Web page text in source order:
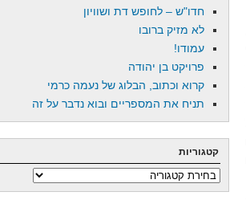
חדו"ש – לחופש דת ושוויון
לא מזיק ברובו
עמודו!
פרויקט בן יהודה
קרוא וכתוב, הבלוג של נעמה כרמי
תניח את המספריים ובוא נדבר על זה
קטגוריות
קטגוריות